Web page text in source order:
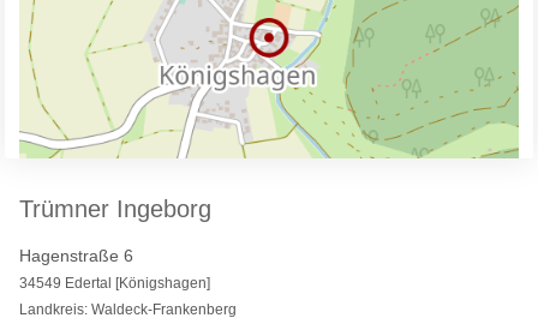
Trümner Ingeborg
Hagenstraße 6
34549 Edertal [Königshagen]
Landkreis: Waldeck-Frankenberg